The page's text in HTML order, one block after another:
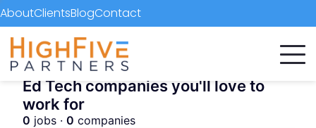
AboutClientsBlogContact
Ed Tech companies you'll love to
work for
0 jobs · 0 companies